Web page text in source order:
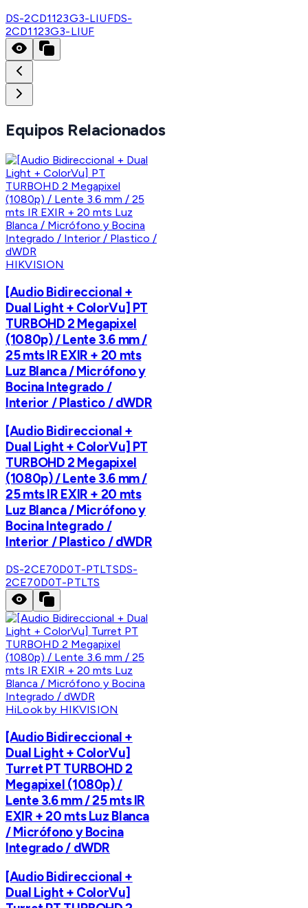
DS-2CD1123G3-LIUFDS-
2CD1123G3-LIUF
Equipos Relacionados
HIKVISION
[Audio Bidireccional +
Dual Light + ColorVu] PT
TURBOHD 2 Megapixel
(1080p) / Lente 3.6 mm /
25 mts IR EXIR + 20 mts
Luz Blanca / Micrófono y
Bocina Integrado /
Interior / Plastico / dWDR
[Audio Bidireccional +
Dual Light + ColorVu] PT
TURBOHD 2 Megapixel
(1080p) / Lente 3.6 mm /
25 mts IR EXIR + 20 mts
Luz Blanca / Micrófono y
Bocina Integrado /
Interior / Plastico / dWDR
DS-2CE70D0T-PTLTSDS-
2CE70D0T-PTLTS
HiLook by HIKVISION
[Audio Bidireccional +
Dual Light + ColorVu]
Turret PT TURBOHD 2
Megapixel (1080p) /
Lente 3.6 mm / 25 mts IR
EXIR + 20 mts Luz Blanca
/ Micrófono y Bocina
Integrado / dWDR
[Audio Bidireccional +
Dual Light + ColorVu]